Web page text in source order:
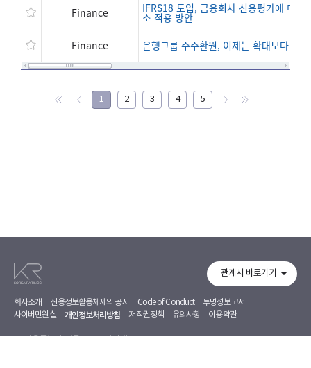
Finance
IFRS18 도입, 금융회사 신용평가에 미
소 적용 방안
Finance
은행그룹 주주환원, 이제는 확대보다 균
1 2 3 4 5
회사소개 신용정보활용체제의 공시 Code of Conduct
투명성보고서
사이버민원실
개인정보처리방침 저작권정책 유의사항 이용약관
관계사 바로가기